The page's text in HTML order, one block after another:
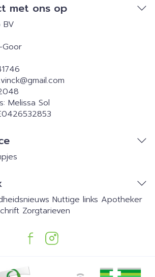
met ons op
Goor
gmail.com
Melissa Sol
Nuttige links Apotheker
Zorgtarieven